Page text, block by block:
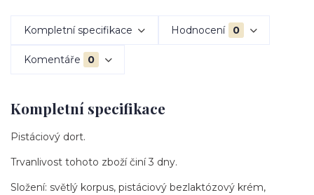
Kompletní specifikace Hodnocení 0
Komentáře 0
Kompletní specifikace
Pistáciový dort.
Trvanlivost tohoto zboží činí 3 dny.
Složení: světlý korpus, pistáciový bezlaktózový krém,